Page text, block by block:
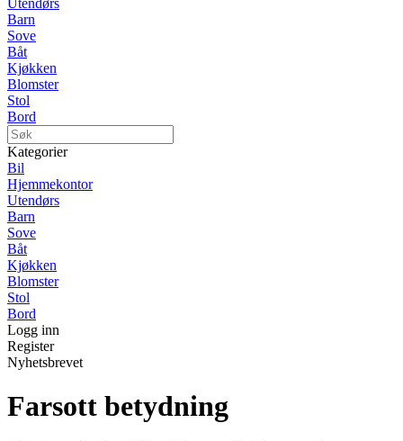
Utendørs
Barn
Sove
Båt
Kjøkken
Blomster
Stol
Bord
Kategorier
Bil
Hjemmekontor
Utendørs
Barn
Sove
Båt
Kjøkken
Blomster
Stol
Bord
Logg inn
Register
Nyhetsbrevet
Farsott betydning